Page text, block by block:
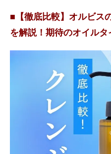
■【徹底比較】オルビス
を解説！期待のオイルタ